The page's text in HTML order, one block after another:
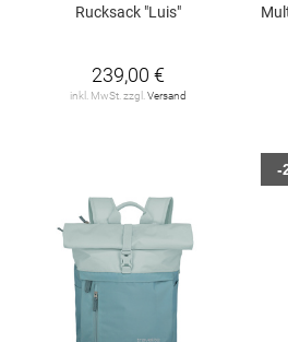
Rucksack "Luis"
239,00 €
inkl. MwSt. zzgl.Versand
-